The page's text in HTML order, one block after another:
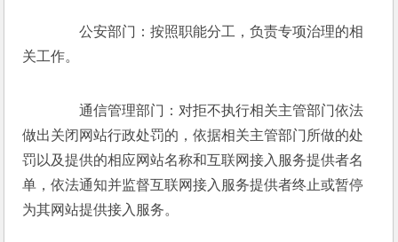
公安部门：按照职能分工，负责专项治理的相
关工作。
通信管理部门：对拒不执行相关主管部门依法
做出关闭网站行政处罚的，依据相关主管部门所做的处
罚以及提供的相应网站名称和互联网接入服务提供者名
单，依法通知并监督互联网接入服务提供者终止或暂停
为其网站提供接入服务。